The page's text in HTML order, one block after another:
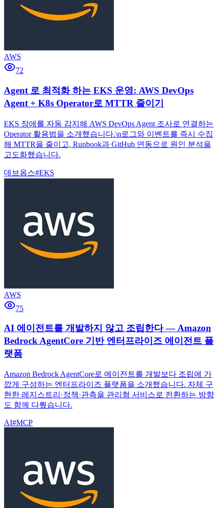
AWS
72
Agent 로 최적화 하는 EKS 운영: AWS DevOps
Agent + K8s Operator로 MTTR 줄이기
EKS 장애를 자동 감지해 AWS DevOps Agent 조사로 연결하는
Operator 활용법을 소개했습니다.\n로그와 이벤트를 즉시 수집
해 MTTR을 줄이고, Runbook과 GitHub 연동으로 원인 분석을
고도화했습니다.
데브옵스#EKS
AWS
75
AI 에이전트를 개발하지 않고 조립한다 — Amazon
Bedrock AgentCore 기반 엔터프라이즈 에이전트 플
랫폼
Amazon Bedrock AgentCore로 에이전트를 개발보다 조립에 가
깝게 구성하는 엔터프라이즈 플랫폼을 소개했습니다. 자체 구
현한 레지스트리·정책·관측을 관리형 서비스로 전환하는 방향
도 함께 다뤘습니다.
AI#MCP